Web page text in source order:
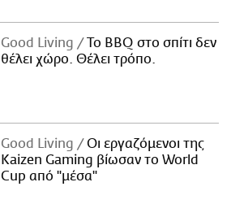
Good Living
Το BBQ στο σπίτι δεν
θέλει χώρο. Θέλει τρόπο.
Good Living
Οι εργαζόμενοι της
Kaizen Gaming βίωσαν το World
Cup από "μέσα"